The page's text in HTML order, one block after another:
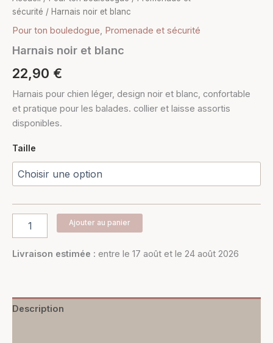
sécurité / Harnais noir et blanc
Pour ton bouledogue, Promenade et sécurité
Harnais noir et blanc
22,90 €
Harnais pour chien léger, design noir et blanc, confortable
et pratique pour les balades. collier et laisse assortis
disponibles.
Taille
Ajouter au panier
Livraison estimée : entre le 17 août et le 24 août 2026
Description